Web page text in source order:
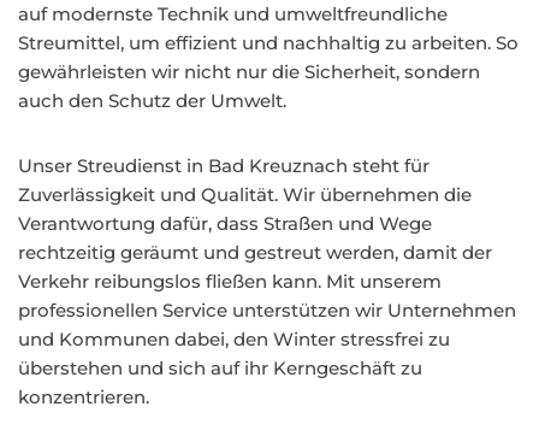
auf modernste Technik und umweltfreundliche
Streumittel, um effizient und nachhaltig zu arbeiten. So
gewährleisten wir nicht nur die Sicherheit, sondern
auch den Schutz der Umwelt.
Unser Streudienst in Bad Kreuznach steht für
Zuverlässigkeit und Qualität. Wir übernehmen die
Verantwortung dafür, dass Straßen und Wege
rechtzeitig geräumt und gestreut werden, damit der
Verkehr reibungslos fließen kann. Mit unserem
professionellen Service unterstützen wir Unternehmen
und Kommunen dabei, den Winter stressfrei zu
überstehen und sich auf ihr Kerngeschäft zu
konzentrieren.